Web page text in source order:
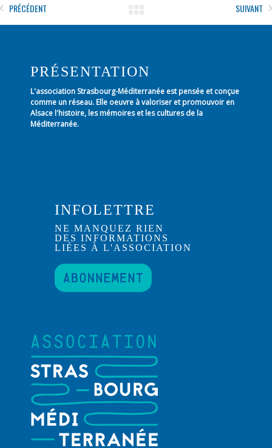
PRÉCÉDENT SUIVANT
PRÉSENTATION
L'association Strasbourg-Méditerranée est pensée et conçue
comme un réseau. Elle oeuvre à valoriser et promouvoir en
Alsace l'histoire, les mémoires et les cultures de la
Méditerranée.
INFOLETTRE
NE MANQUEZ RIEN
DES INFORMATIONS
LIÉES À L'ASSOCIATION